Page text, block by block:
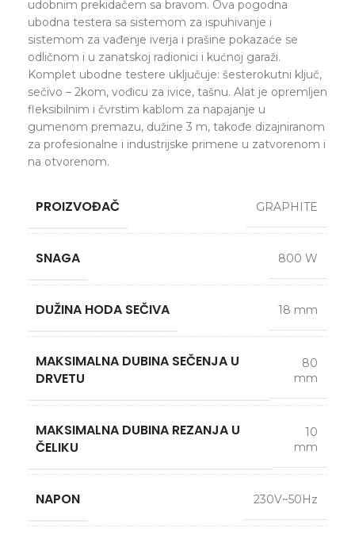
udobnim prekidačem sa bravom. Ova pogodna
ubodna testera sa sistemom za ispuhivanje i
sistemom za vađenje iverja i prašine pokazaće se
odličnom i u zanatskoj radionici i kućnoj garaži.
Komplet ubodne testere uključuje: šesterokutni ključ,
sečivo – 2kom, vođicu za ivice, tašnu. Alat je opremljen
fleksibilnim i čvrstim kablom za napajanje u
gumenom premazu, dužine 3 m, takođe dizajniranom
za profesionalne i industrijske primene u zatvorenom i
na otvorenom.
PROIZVOĐAČ GRAPHITE
SNAGA 800 W
DUŽINA HODA SEČIVA 18 mm
MAKSIMALNA DUBINA SEČENJA U
DRVETU
80
mm
MAKSIMALNA DUBINA REZANJA U
ČELIKU
10
mm
NAPON 230V~50Hz